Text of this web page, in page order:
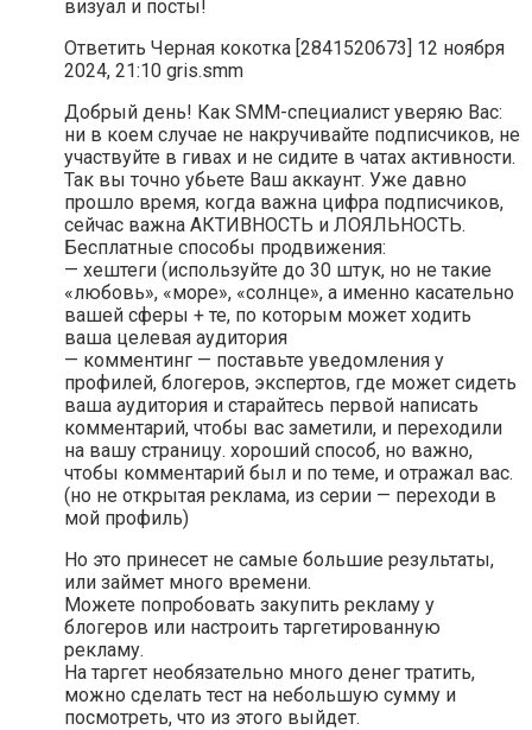
визуал и посты!
Ответить Черная кокотка [2841520673] 12 ноября
2024, 21:10 gris.smm
Добрый день! Как SMM-специалист уверяю Вас:
ни в коем случае не накручивайте подписчиков, не
участвуйте в гивах и не сидите в чатах активности.
Так вы точно убьете Ваш аккаунт. Уже давно
прошло время, когда важна цифра подписчиков,
сейчас важна АКТИВНОСТЬ и ЛОЯЛЬНОСТЬ.
Бесплатные способы продвижения:
— хештеги (используйте до 30 штук, но не такие
«любовь», «море», «солнце», а именно касательно
вашей сферы + те, по которым может ходить
ваша целевая аудитория
— комментинг — поставьте уведомления у
профилей, блогеров, экспертов, где может сидеть
ваша аудитория и старайтесь первой написать
комментарий, чтобы вас заметили, и переходили
на вашу страницу. хороший способ, но важно,
чтобы комментарий был и по теме, и отражал вас.
(но не открытая реклама, из серии — переходи в
мой профиль)
Но это принесет не самые большие результаты,
или займет много времени.
Можете попробовать закупить рекламу у
блогеров или настроить таргетированную
рекламу.
На таргет необязательно много денег тратить,
можно сделать тест на небольшую сумму и
посмотреть, что из этого выйдет.